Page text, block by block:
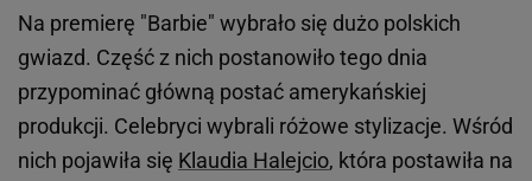
Na premierę "Barbie" wybrało się dużo polskich
gwiazd. Część z nich postanowiło tego dnia
przypominać główną postać amerykańskiej
produkcji. Celebryci wybrali różowe stylizacje. Wśród
nich pojawiła się Klaudia Halejcio, która postawiła na